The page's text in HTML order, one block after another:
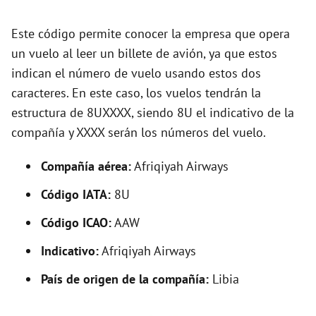
e
o
Este código permite conocer la empresa que opera
un vuelo al leer un billete de avión, ya que estos
indican el número de vuelo usando estos dos
caracteres. En este caso, los vuelos tendrán la
estructura de 8UXXXX, siendo 8U el indicativo de la
compañía y XXXX serán los números del vuelo.
Compañía aérea:Afriqiyah Airways
Código IATA: 8U
Código ICAO:AAW
Indicativo:Afriqiyah Airways
País de origen de la compañía: Libia